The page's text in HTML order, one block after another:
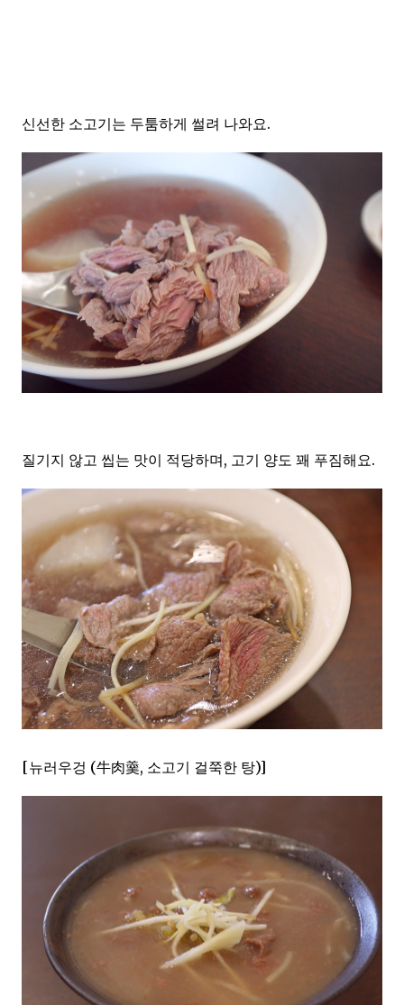
신선한 소고기는 두툼하게 썰려 나와요.
질기지 않고 씹는 맛이 적당하며, 고기 양도 꽤 푸짐해요.
[뉴러우겅 (牛肉羹, 소고기 걸쭉한 탕)]